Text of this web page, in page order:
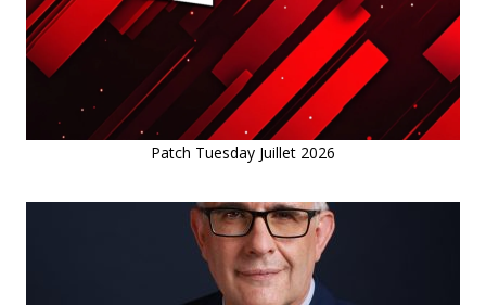
Patch Tuesday Juillet 2026